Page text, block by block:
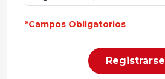
*Campos Obligatorios
Registrarse